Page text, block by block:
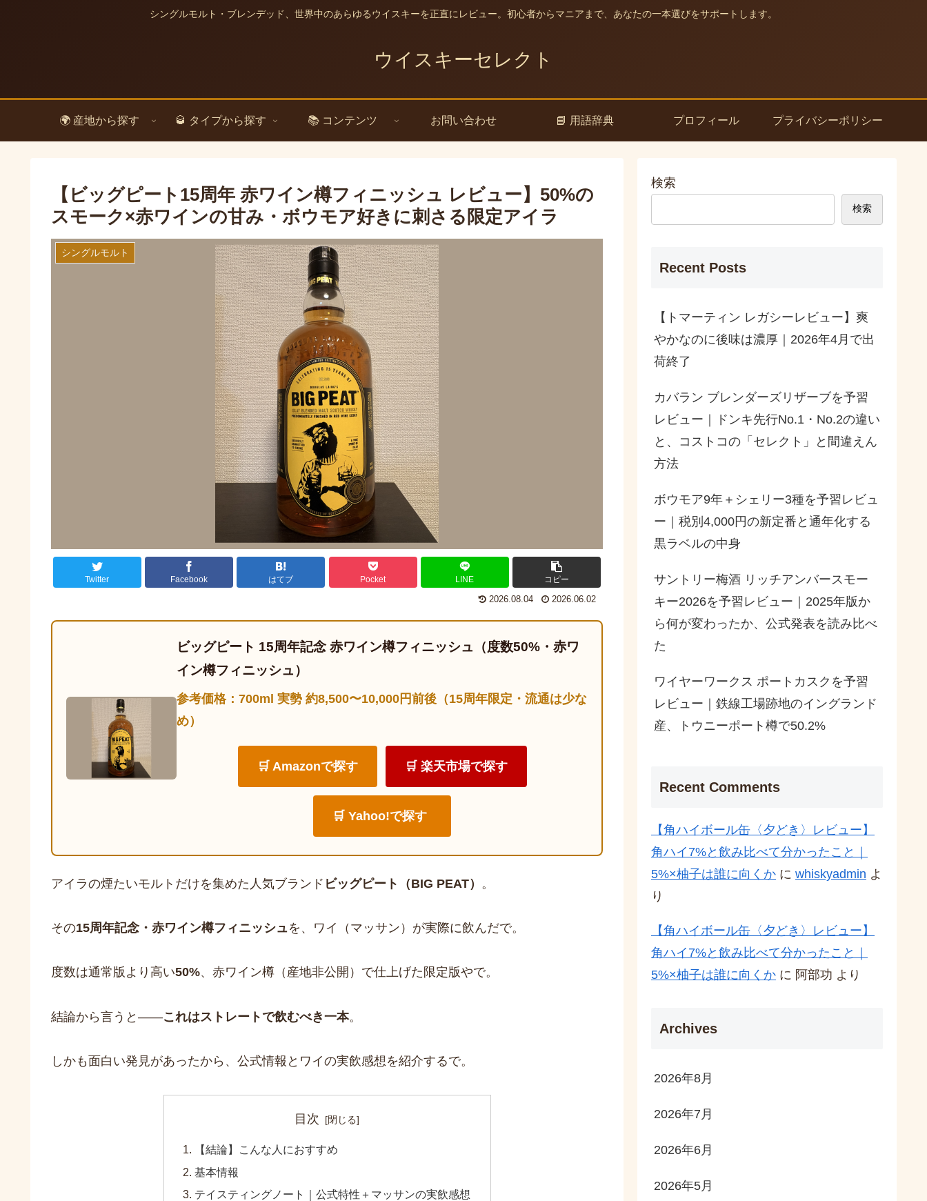
シングルモルト・ブレンデッド、世界中のあらゆるウイスキーを正直にレビュー。初心者からマニアまで、あなたの一本選びをサポートします。
ウイスキーセレクト
🌍 産地から探す 🥃 タイプから探す 📚 コンテンツ お問い合わせ 📘 用語辞典 プロフィール プライバシーポリシー
【ビッグピート15周年 赤ワイン樽フィニッシュ レビュー】50%の
スモーク×赤ワインの甘み・ボウモア好きに刺さる限定アイラ
シングルモルト
Twitter Facebook はてブ Pocket LINE コピー
2026.08.04 2026.06.02
ビッグピート 15周年記念 赤ワイン樽フィニッシュ（度数50%・赤ワ
イン樽フィニッシュ）
参考価格：700ml 実勢 約8,500〜10,000円前後（15周年限定・流通は少な
め）
🛒 Amazonで探す 🛒 楽天市場で探す
🛒 Yahoo!で探す
アイラの煙たいモルトだけを集めた人気ブランド ビッグピート（BIG PEAT） 。
その15周年記念・赤ワイン樽フィニッシュ を、ワイ（マッサン）が実際に飲んだで。
度数は通常版より高い50%、赤ワイン樽（産地非公開）で仕上げた限定版やで。
結論から言うと——これはストレートで飲むべき一本。
しかも面白い発見があったから、公式情報とワイの実飲感想を紹介するで。
目次
【結論】こんな人におすすめ
基本情報
テイスティングノート｜公式特性＋マッサンの実飲感想
検索
検索
Recent Posts
【トマーティン レガシーレビュー】爽
やかなのに後味は濃厚｜2026年4月で出
荷終了
カバラン ブレンダーズリザーブを予習
レビュー｜ドンキ先行No.1・No.2の違い
と、コストコの「セレクト」と間違えん
方法
ボウモア9年＋シェリー3種を予習レビュ
ー｜税別4,000円の新定番と通年化する
黒ラベルの中身
サントリー梅酒 リッチアンバースモー
キー2026を予習レビュー｜2025年版か
ら何が変わったか、公式発表を読み比べ
た
ワイヤーワークス ポートカスクを予習
レビュー｜鉄線工場跡地のイングランド
産、トウニーポート樽で50.2%
Recent Comments
【角ハイボール缶〈夕どき〉レビュー】
角ハイ7%と飲み比べて分かったこと｜
5%×柚子は誰に向くか に whiskyadmin よ
り
【角ハイボール缶〈夕どき〉レビュー】
角ハイ7%と飲み比べて分かったこと｜
5%×柚子は誰に向くか に 阿部功 より
Archives
2026年8月
2026年7月
2026年6月
2026年5月